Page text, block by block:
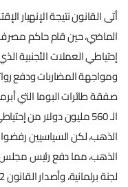
أتى القانون نتيجة الإنهيار
الماضي، حين قام حاكم مصرف
إحتياطي العملات الأجنبية
ومواجهة المضاربات ودفع
صفقة طائرات البوما التي
الـ 560 مليون دولار من
الذهب، لكن السياسيين
الذهب، مما دفع رئيس مجلس
لجنة برلمانية، وأصدار القانون 42.